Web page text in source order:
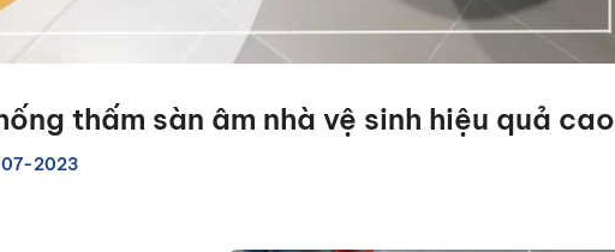
thấm sàn âm nhà vệ sinh hiệu quả cao
2023